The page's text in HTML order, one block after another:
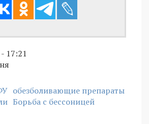
17:21
обезболивающие препараты
Борьба с бессоницей